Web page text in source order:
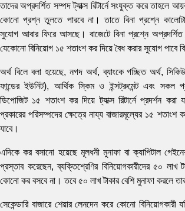
তাদের অপ্রদর্শিত সম্পদ ট্যাক্স রিটার্নে সংযুক্ত করে তাহলে
কোনো প্রশ্ন তুলতে পারবে না। তাতে বিনা প্রশ্নে
সুযোগ আবার ফিরে আসছে। বাজেটে বিনা প্রশ্নে অপ্রদর্শিত
যেকোনো বিনিয়োগ ১৫ শতাংশ কর দিয়ে বৈধ করার সুযোগ পাবে
অর্থ বিলে বলা হয়েছে, নগদ অর্থ, ব্যাংকে গচ্ছিত অর্থ,
ফান্ডের ইউনিট), আর্থিক স্কিম ও ইন্সট্রুমেন্ট এবং সকল
ডিপোজিট ১৫ শতাংশ কর দিয়ে ট্যাক্স রিটার্নে প্রদর্শন
প্রকারের পরিসম্পদের ক্ষেত্রে নায্য বাজারমূল্যের ১৫ শতাংশ
যাবে।
এদিকে কর বসানো হয়েছে মূলধনী মুনাফা বা ক্যাপিটাল
প্রস্তাব করেছেন, ব্যক্তিশ্রেণির বিনিয়োগকারীদের ৫০ লাখ
কোনো কর বসবে না। তবে ৫০ লাখ টাকার বেশি মুনাফা করলে
সেকেন্ডারি বাজারে শেয়ার লেনদেন করে কোনো